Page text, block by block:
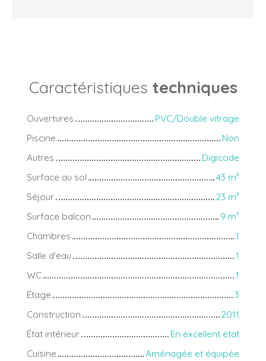
Caractéristiques techniques
Ouvertures
PVC/Double vitrage
Piscine
Non
Autres
Digicode
Surface au sol
43 m²
Séjour
23 m²
Surface balcon
9 m²
Chambres
1
Salle d'eau
1
WC
1
Étage
3
Construction
2011
État intérieur
En excellent état
Cuisine
Aménagée et équipée